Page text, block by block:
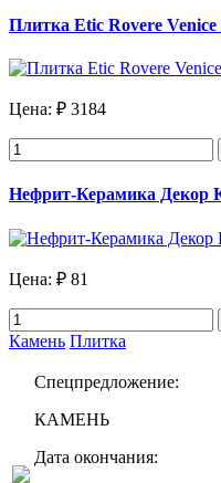
Плитка Etic Rovere Venice
Цена: ₽ 3184
Нефрит-Керамика Декор
Цена: ₽ 81
Камень Плитка
Спецпредложение:
КАМЕНЬ
Дата окончания: